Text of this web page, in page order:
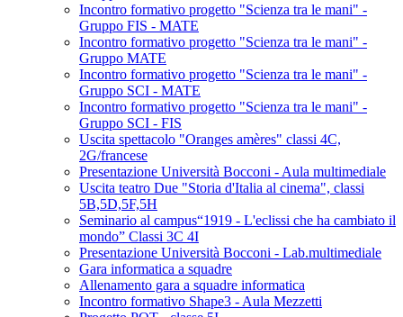
Incontro formativo progetto "Scienza tra le mani" -
Gruppo FIS - MATE
Incontro formativo progetto "Scienza tra le mani" -
Gruppo MATE
Incontro formativo progetto "Scienza tra le mani" -
Gruppo SCI - MATE
Incontro formativo progetto "Scienza tra le mani" -
Gruppo SCI - FIS
Uscita spettacolo "Oranges amères" classi 4C,
2G/francese
Presentazione Università Bocconi - Aula multimediale
Uscita teatro Due "Storia d'Italia al cinema", classi
5B,5D,5F,5H
Seminario al campus“1919 - L'eclissi che ha cambiato il
mondo” Classi 3C 4I
Presentazione Università Bocconi - Lab.multimediale
Gara informatica a squadre
Allenamento gara a squadre informatica
Incontro formativo Shape3 - Aula Mezzetti